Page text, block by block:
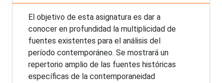
El objetivo de esta asignatura es dar a
conocer en profundidad la multiplicidad de
fuentes existentes para el análisis del
período contemporáneo. Se mostrará un
repertorio amplio de las fuentes históricas
específicas de la contemporaneidad